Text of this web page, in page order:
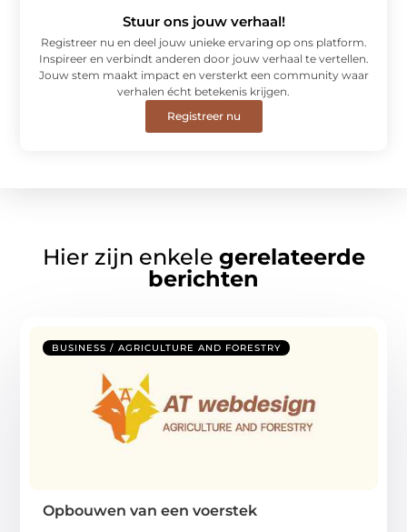
Stuur ons jouw verhaal!
Registreer nu en deel jouw unieke ervaring op ons platform.
Inspireer en verbindt anderen door jouw verhaal te vertellen.
Jouw stem maakt impact en versterkt een community waar
verhalen écht betekenis krijgen.
Registreer nu
Hier zijn enkele gerelateerde
berichten
BUSINESS / AGRICULTURE AND FORESTRY
Opbouwen van een voerstek